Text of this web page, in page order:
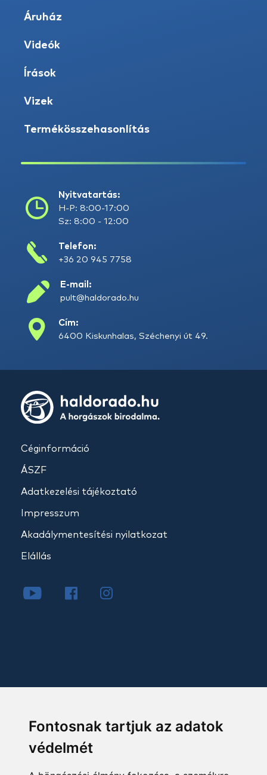
Fontosnak tartjuk az adatok
védelmét
Áruház
Videók
Írások
Vizek
Termékösszehasonlítás
Nyitvatartás:
H-P: 8:00-17:00
Sz: 8:00 - 12:00
Telefon:
+36 20 945 7758
E-mail:
pult@haldorado.hu
Cím:
6400 Kiskunhalas, Széchenyi út 49.
Céginformáció
ÁSZF
Adatkezelési tájékoztató
Impresszum
Akadálymentesítési nyilatkozat
Elállás